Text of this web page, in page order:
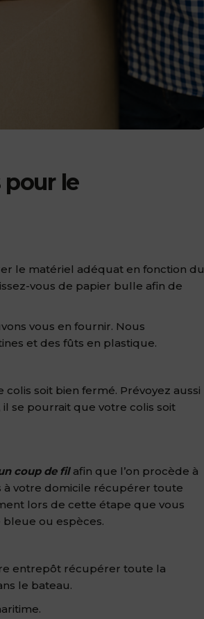
le
le matériel adéquat en fonction du
vous de papier bulle afin de
vous en fournir. Nous
et des fûts en plastique.
soit bien fermé. Prévoyez aussi
se pourrait que votre colis soit
coup de filafin que l’on procède à
à votre domicile récupérer toute
lors de cette étape que vous
ou espèces.
entrepôt récupérer toute la
le bateau.